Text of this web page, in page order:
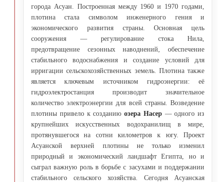
города Асуан. Построенная между 1960 и 1970 годами,
плотина стала символом инженерного гения и
экономического развития страны. Основная цель
сооружения — регулирование стока Нила,
предотвращение сезонных наводнений, обеспечение
стабильного водоснабжения и создание условий для
ирригации сельскохозяйственных земель. Плотина также
является ключевым источником гидроэнергии: её
гидроэлектростанция производит значительное
количество электроэнергии для всей страны. Возведение
плотины привело к созданию озера Насер— одного из
крупнейших искусственных водохранилищ в мире,
протянувшегося на сотни километров к югу. Проект
Асуанской верхней плотины не только изменил
природный и экономический ландшафт Египта, но и
сыграл важную роль в борьбе с засухами и поддержании
стабильного сельского хозяйства. Сегодня Асуанская